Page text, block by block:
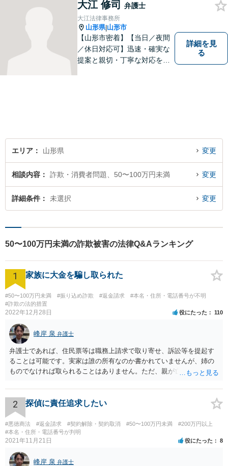
大江 修司 弁護士
大江法律事務所
山形県|山形市
【山形市密着】【当日／夜間
／休日対応可】迅速・確実な
提案と親切・丁寧な対応をい
伝いをいたします。
詳細を見
る
エリア 山形県 変更
相談内容 詐欺・消費者問題、50〜100万円未満 変更
詳細条件 未選択 変更
50〜100万円未満の詐欺被害の法律Q&Aランキング
1 家族に大金を騙し取られた
#50〜100万円未満 #振り込め詐欺 #返金請求
#本名・住所・電話番号が不明
#詐欺の法的措置
2022年12月28日 役にたった 110
峰岸 泉 弁護士
弁護士であれば、住民票等は職務上請求で取り寄せ、訴訟等を提起す
ることは可能です。実家は誰の所有なのか書かれていませんが、姉の
ものでなければ取られることはありません。ただ、親が亡くなって相
いでしょう。
2 探偵に責任追求したい
#悪徳商法 #返金請求 #契約解除・契約取消 #50〜100万円未満
#200万円以上
#本名・住所・電話番号が判明
2021年11月21日 役にたった 8
峰岸 泉 弁護士